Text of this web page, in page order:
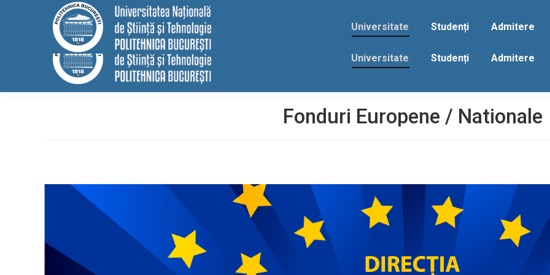
EELISA HRS4R Internațional ALUMNI
Universitate Studenți Admitere
Fonduri Europene / Nationale
Universitate Studenți Admitere